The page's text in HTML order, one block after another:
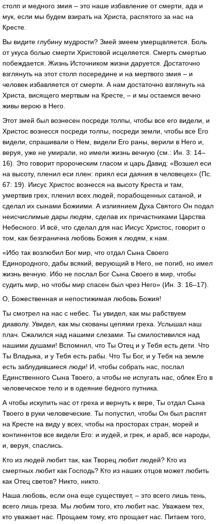
столп и медного змия – это наше избавление от смерти, ада и
мук, если мы будем взирать на Христа, распятого за нас на
Кресте.
Вы видите глубину мудрости? Змей змеем умерщвляется. Боль
от укуса болью смерти Христовой исцеляется. Смерть смертью
побеждается. Жизнь Источником жизни даруется. Достаточно
взглянуть на этот столп посередине и на мертвого змия – и
человек избавляется от смерти. А нам достаточно взглянуть на
Христа, висящего мертвым на Кресте, – и мы остаемся вечно
живы верою в Него.
Этот змей был вознесен посреди толпы, чтобы все его видели, и
Христос вознесся посреди толпы, посреди земли, чтобы все Его
видели, спрашивали о Нем, видели Его раны, верили в Него и,
веруя, уже не умирали, но имели жизнь вечную (см.: Ин. 3: 14–
16). Это говорит пророческим гласом и царь Давид: «Возшел еси
на высоту, пленил еси плен: приял еси даяния в человецех» (Пс.
67: 19). Иисус Христос вознесся на высоту Креста и там,
умертвив грех, пленил всех людей, порабощенных сатаной, и
сделал их сынами Божиими. А излиянием Духа Святого Он подал
неисчислимые дары людям, сделав их причастниками Царства
Небесного. И всё, что сделал для нас Иисус Христос, говорит о
том, как безгранична любовь Божия к людям, к нам.
«Ибо так возлюбил Бог мир, что отдал Сына Своего
Единородного, дабы всякий, верующий в Него, не погиб, но имел
жизнь вечную. Ибо не послал Бог Сына Своего в мир, чтобы
судить мир, но чтобы мир спасен был чрез Него» (Ин. 3: 16–17).
О, Божественная и непостижимая любовь Божия!
Ты смотрел на нас с небес. Ты увидел, как мы рабствуем
диаволу. Увидел, как мы скованы цепями греха. Услышал наш
плач. Сжалился над нашими слезами. Ты смилостивился над
нашими душами! Вспомнил, что Ты Отец и у Тебя есть дети. Что
Ты Владыка, и у Тебя есть рабы. Что Ты Бог, и у Тебя на земле
есть заблудившиеся люди! И, чтобы собрать нас, послал
Единственного Сына Твоего, а чтобы не испугать нас, облек Его в
человеческое тело и в одеяние бедного путника.
А чтобы искупить нас от греха и вернуть к вере, Ты отдал Сына
Твоего в руки человеческие. Ты попустил, чтобы Он был распят
на Кресте на виду у всех, чтобы на просторах стран, морей и
континентов все видели Его: и иудей, и грек, и араб, все народы,
и, веруя, спаслись.
Кто из людей любит так, как Творец любит людей? Кто из
смертных любит как Господь? Кто из наших отцов может любить
как Отец светов? Никто, никто.
Наша любовь, если она еще существует, – это всего лишь тень,
всего лишь греза. Мы любим того, кто любит нас. Уважаем тех,
кто уважает нас. Прощаем тому, кто прощает нас. Питаем того,